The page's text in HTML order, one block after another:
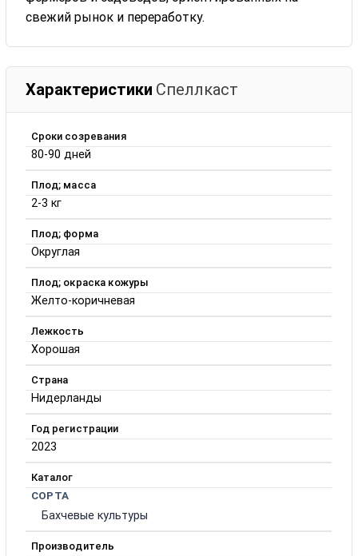
свежий рынок и переработку.
Характеристики Спеллкаст
Сроки созревания
80-90 дней
Плод; масса
2-3 кг
Плод; форма
Округлая
Плод; окраска кожуры
Желто-коричневая
Лежкость
Хорошая
Страна
Нидерланды
Год регистрации
2023
Каталог
СОРТА
Бахчевые культуры
Производитель